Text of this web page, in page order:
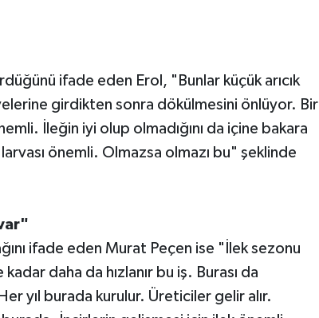
ifade eden Erol, "Bunlar küçük arıcık
girdikten sonra dökülmesini önlüyor. Bir
İleğin iyi olup olmadığını da içine bakara
önemli. Olmazsa olmazı bu" şeklinde
ifade eden Murat Peçen ise "İlek sezonu
daha da hızlanır bu iş. Burası da
yıl burada kurulur. Üreticiler gelir alır.